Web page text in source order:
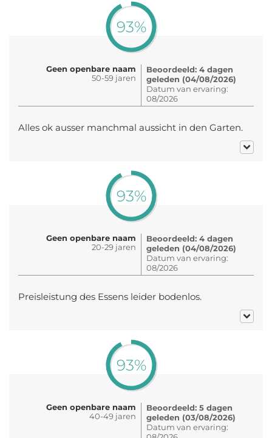
93%
Geen openbare naam
50-59 jaren
Beoordeeld: 4 dagen
geleden (04/08/2026)
Datum van ervaring:
08/2026
Alles ok ausser manchmal aussicht in den Garten.
93%
Geen openbare naam
20-29 jaren
Beoordeeld: 4 dagen
geleden (04/08/2026)
Datum van ervaring:
08/2026
Preisleistung des Essens leider bodenlos.
93%
Geen openbare naam
40-49 jaren
Beoordeeld: 5 dagen
geleden (03/08/2026)
Datum van ervaring: